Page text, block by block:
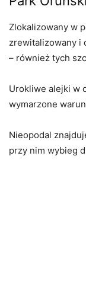
Zlokalizowany w
zrewitalizowany i
– również tych
Urokliwe alejki w
wymarzone
Nieopodal
przy nim wybieg